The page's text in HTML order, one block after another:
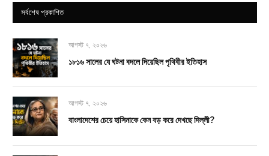
সর্বশেষ প্রকাশিত
আগস্ট ৭, ২০২৬
১৮১৬ সালের যে ঘটনা বদলে দিয়েছিল পৃথিবীর ইতিহাস
আগস্ট ৭, ২০২৬
বাংলাদেশের চেয়ে হাসিনাকে কেন বড় করে দেখছে দিল্লী?